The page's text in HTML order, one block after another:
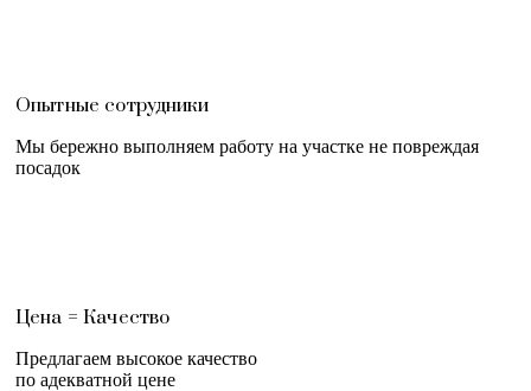
Опытные сотрудники
Мы бережно выполняем работу на участке не повреждая
посадок
Цена = Качество
Предлагаем высокое качество
по адекватной цене